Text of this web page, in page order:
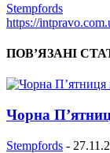
Stempfords
https://
ПОВ’ЯЗАНІ
Чорна
Stempfords -